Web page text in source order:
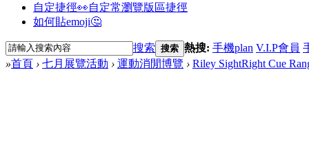
自定捷徑👀自定常瀏覽版區捷徑
如何貼emoji🤔
搜索 搜索 熱搜: 手機plan V.I.P會員
»首頁 › 七月展覽活動 › 運動消閒博覽 › Riley SightRight Cue